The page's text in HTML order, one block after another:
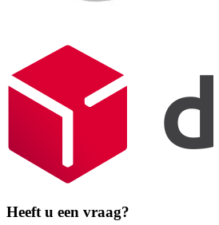
Heeft u een vraag?